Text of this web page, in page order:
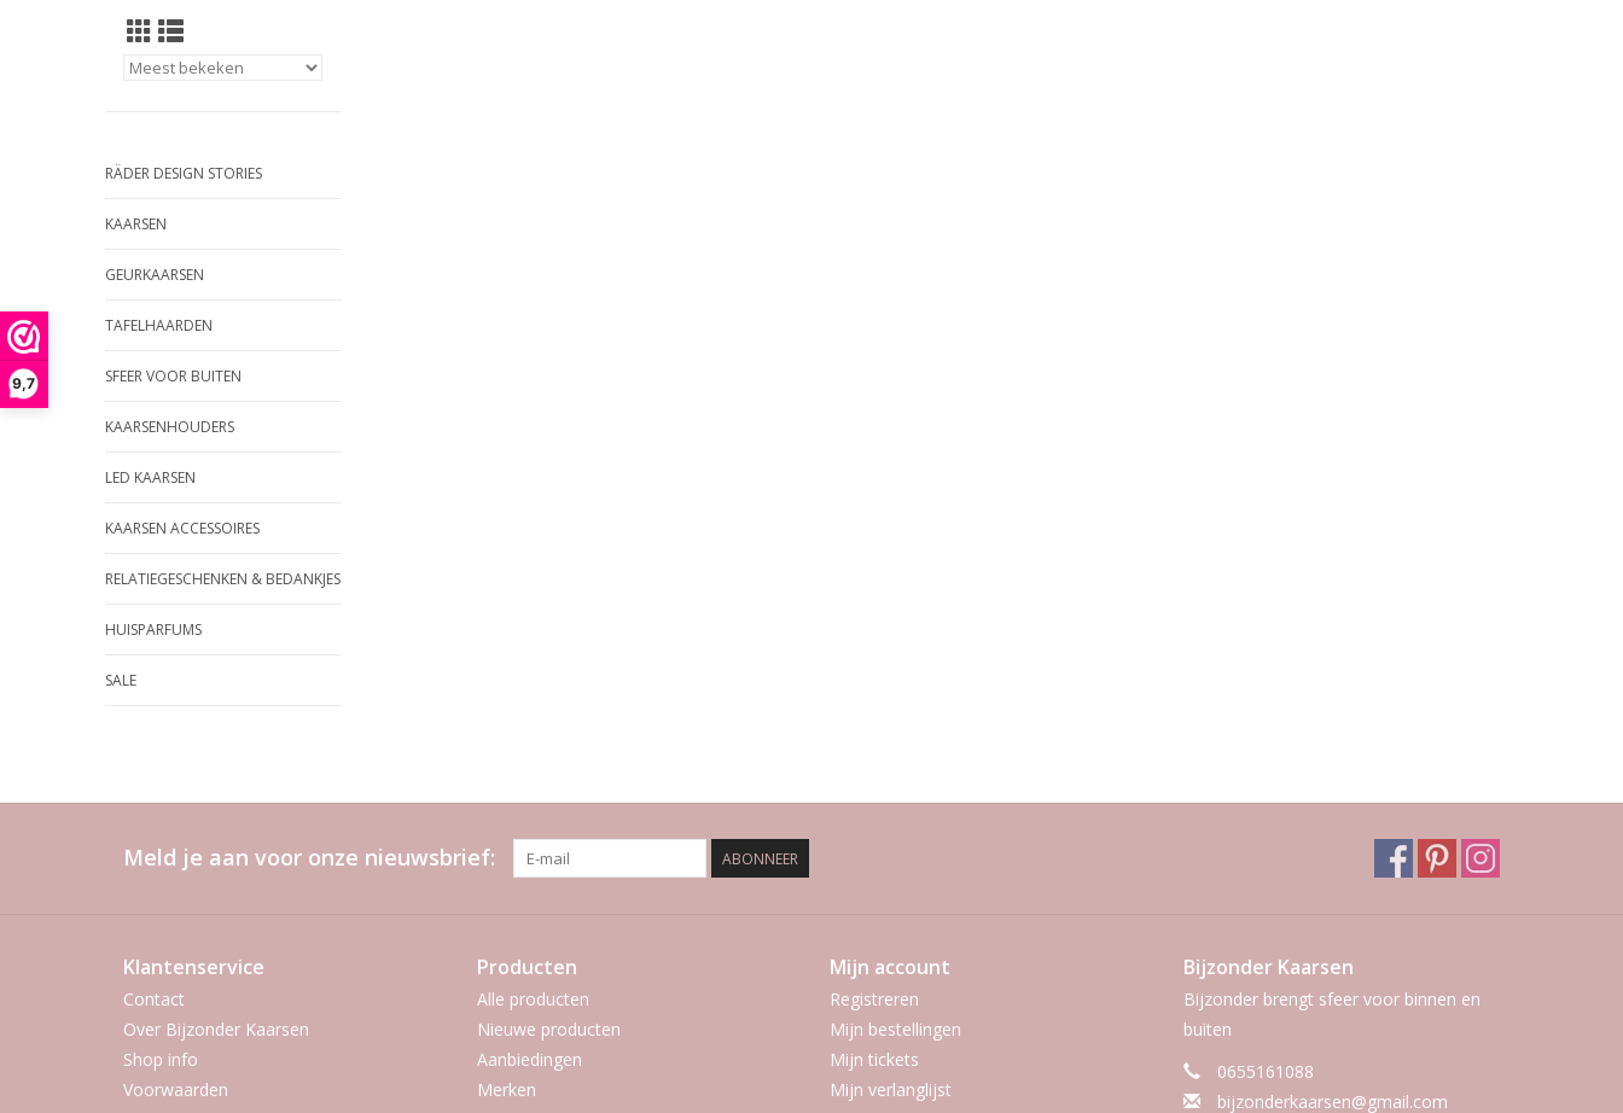
9,7
RÄDER DESIGN STORIES
KAARSEN
GEURKAARSEN
TAFELHAARDEN
SFEER VOOR BUITEN
KAARSENHOUDERS
LED KAARSEN
KAARSEN ACCESSOIRES
RELATIEGESCHENKEN & BEDANKJES
HUISPARFUMS
SALE
Meld je aan voor onze nieuwsbrief: ABONNEER
Klantenservice
Contact
Over Bijzonder Kaarsen
Shop info
Voorwaarden
Producten
Alle producten
Nieuwe producten
Aanbiedingen
Merken
Mijn account
Registreren
Mijn bestellingen
Mijn tickets
Mijn verlanglijst
Bijzonder Kaarsen
Bijzonder brengt sfeer voor binnen en
buiten
0655161088
bijzonderkaarsen@gmail.com